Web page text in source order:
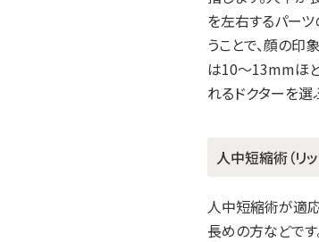
を左右するパー
うことで、顔の印
は10～13mmほ
れるドクターを選
人中短縮術（リ
人中短縮術が適
長めの方などで